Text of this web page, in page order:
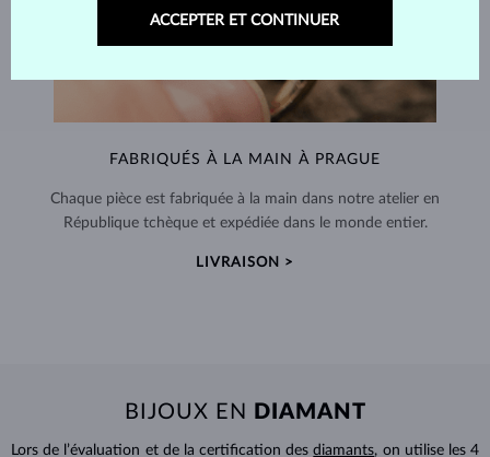
FABRIQUÉS À LA MAIN À PRAGUE
Chaque pièce est fabriquée à la main dans notre atelier en
République tchèque et expédiée dans le monde entier.
LIVRAISON >
BIJOUX EN DIAMANT
Lors de l’évaluation et de la certification desdiamants, on utilise les 4
ACCEPTER ET CONTINUER